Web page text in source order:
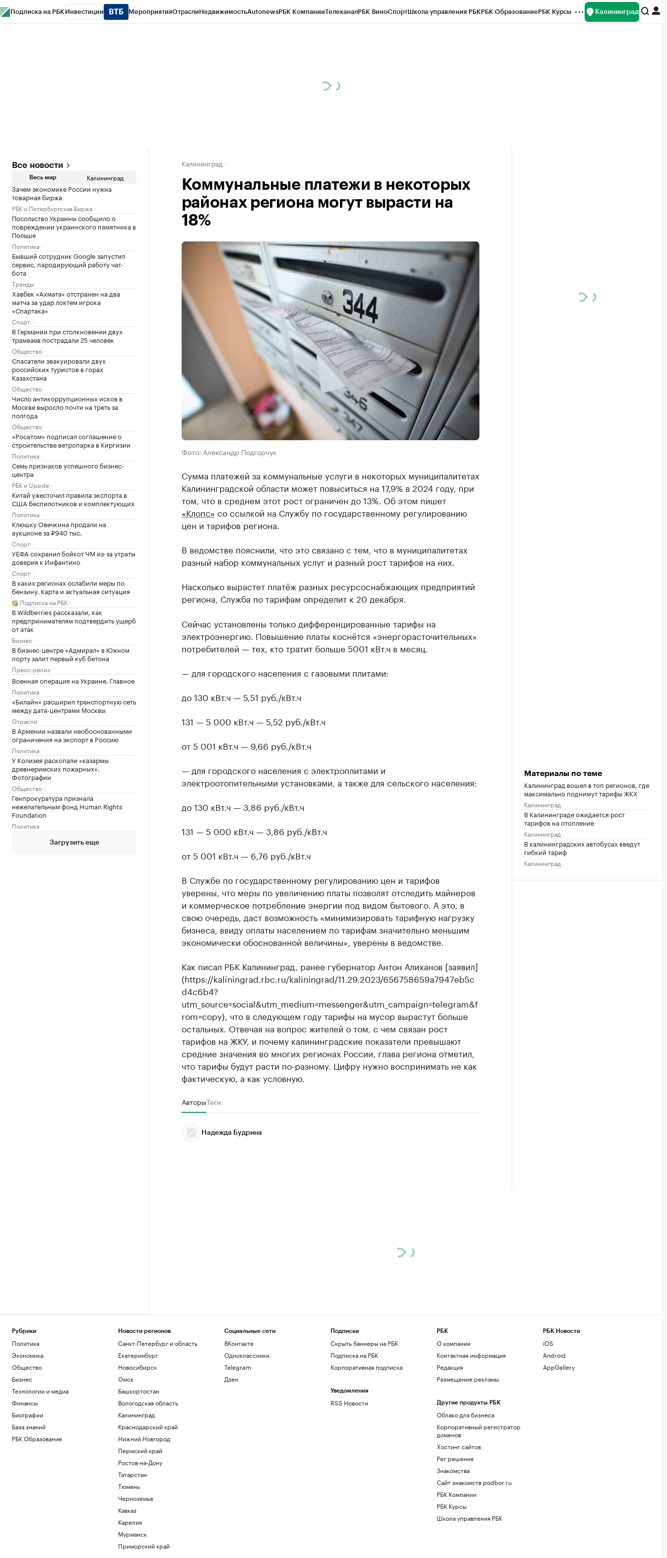
Подписка на РБК Инвестиции МероприятияОтраслиНедвижимостьAutonewsРБК КомпанииТелеканалРБК ВиноСпортШкола управления РБКРБК ОбразованиеРБК Курсы Калининград
Все новости
Весь мир Калининград
Зачем экономике России нужна
товарная биржа
РБК и Петербургская Биржа
Посольство Украины сообщило о
повреждении украинского памятника в
Польше
Политика
Бывший сотрудник Google запустил
сервис, пародирующий работу чат-
бота
Тренды
Хавбек «Ахмата» отстранен на два
матча за удар локтем игрока
«Спартака»
Спорт
В Германии при столкновении двух
трамваев пострадали 25 человек
Общество
Спасатели эвакуировали двух
российских туристов в горах
Казахстана
Общество
Число антикоррупционных исков в
Москве выросло почти на треть за
полгода
Общество
«Росатом» подписал соглашение о
строительстве ветропарка в Киргизии
Политика
Семь признаков успешного бизнес-
центра
РБК и Upside
Китай ужесточил правила экспорта в
США беспилотников и комплектующих
Политика
Клюшку Овечкина продали на
аукционе за ₽940 тыс.
Спорт
УЕФА сохранил бойкот ЧМ из-за утраты
доверия к Инфантино
Спорт
В каких регионах ослабили меры по
бензину. Карта и актуальная ситуация
Подписка на РБК
В Wildberries рассказали, как
предпринимателям подтвердить ущерб
от атак
Бизнес
В бизнес-центре «Адмирал» в Южном
порту залит первый куб бетона
Пресс-релиз
Военная операция на Украине. Главное
Политика
«Билайн» расширил транспортную сеть
между дата-центрами Москвы
Отрасли
В Армении назвали необоснованными
ограничения на экспорт в Россию
Политика
У Колизея раскопали «казармы
древнеримских пожарных».
Фотографии
Общество
Генпрокуратура признала
нежелательным фонд Human Rights
Foundation
Политика
Загрузить еще
Калининград
Коммунальные платежи в некоторых
районах региона могут вырасти на
18%
Фото: Александр Подгорчук
Сумма платежей за коммунальные услуги в некоторых муниципалитетах
Калининградской области может повыситься на 17,9% в 2024 году, при
том, что в среднем этот рост ограничен до 13%. Об этом пишет
«Клопс» со ссылкой на Службу по государственному регулированию
цен и тарифов региона.
В ведомстве пояснили, что это связано с тем, что в муниципалитетах
разный набор коммунальных услуг и разный рост тарифов на них.
Насколько вырастет платёж разных ресурсоснабжающих предприятий
региона, Служба по тарифам определит к 20 декабря.
Сейчас установлены только дифференцированные тарифы на
электроэнергию. Повышение платы коснётся «энергорасточительных»
потребителей — тех, кто тратит больше 5001 кВт.ч в месяц.
— для городского населения с газовыми плитами:
до 130 кВт.ч — 5,51 руб./кВт.ч
131 — 5 000 кВт.ч — 5,52 руб./кВт.ч
от 5 001 кВт.ч — 9,66 руб./кВт.ч
— для городского населения с электроплитами и
электроотопительными установками, а также для сельского населения:
до 130 кВт.ч — 3,86 руб./кВт.ч
131 — 5 000 кВт.ч — 3,86 руб./кВт.ч
от 5 001 кВт.ч — 6,76 руб./кВт.ч
В Службе по государственному регулированию цен и тарифов
уверены, что меры по увеличению платы позволят отследить майнеров
и коммерческое потребление энергии под видом бытового. А это, в
свою очередь, даст возможность «минимизировать тарифную нагрузку
бизнеса, ввиду оплаты населением по тарифам значительно меньшим
экономически обоснованной величины», уверены в ведомстве.
Как писал РБК Калининград, ранее губернатор Антон Алиханов [заявил]
(https://kaliningrad.rbc.ru/kaliningrad/11.29.2023/656758659a7947eb5c
d4c6b4?
utm_source=social&utm_medium=messenger&utm_campaign=telegram&f
rom=copy), что в следующем году тарифы на мусор вырастут больше
остальных. Отвечая на вопрос жителей о том, с чем связан рост
тарифов на ЖКУ, и почему калининградские показатели превышают
средние значения во многих регионах России, глава региона отметил,
что тарифы будут расти по-разному. Цифру нужно воспринимать не как
фактическую, а как условную.
АвторыТеги
Надежда Будрина
Материалы по теме
Калининград вошел в топ регионов, где
максимально поднимут тарифы ЖКХ
Калининград
В Калининграде ожидается рост
тарифов на отопление
Калининград
В калининградских автобусах введут
гибкий тариф
Калининград
Рубрики
Политика
Экономика
Общество
Бизнес
Технологии и медиа
Финансы
Биографии
База знаний
РБК Образование
Новости регионов
Санкт-Петербург и область
Екатеринбург
Новосибирск
Омск
Башкортостан
Вологодская область
Калининград
Краснодарский край
Нижний Новгород
Пермский край
Ростов-на-Дону
Татарстан
Тюмень
Черноземье
Кавказ
Карелия
Мурманск
Приморский край
Социальные сети
ВКонтакте
Одноклассники
Telegram
Дзен
Подписки
Скрыть баннеры на РБК
Подписка на РБК
Корпоративная подписка
Уведомления
RSS Новости
РБК
О компании
Контактная информация
Редакция
Размещение рекламы
Другие продукты РБК
Облако для бизнеса
Корпоративный регистратор
доменов
Хостинг сайтов
Рег.решения
Знакомства
Сайт знакомств podbor.ru
РБК Компании
РБК Курсы
Школа управления РБК
РБК Новости
iOS
Android
AppGallery